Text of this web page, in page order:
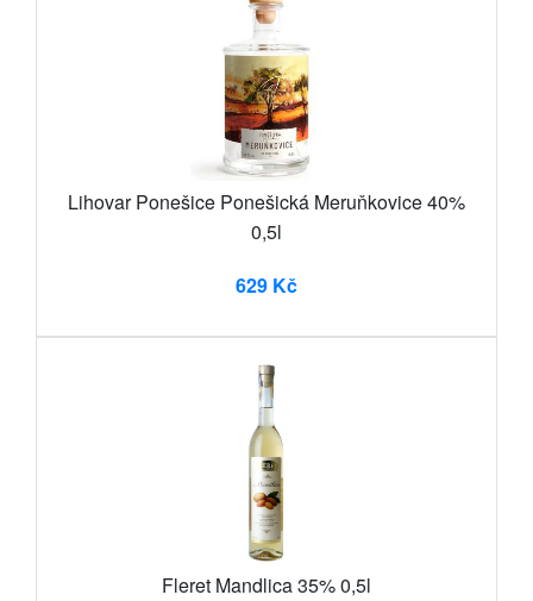
Lihovar Ponešice Ponešická Meruňkovice 40%
0,5l
629 Kč
Fleret Mandlica 35% 0,5l